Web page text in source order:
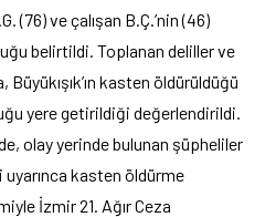
(76) ve çalışan B.Ç.’nin (46)
belirtildi. Toplanan deliller ve
kasten öldürüldüğü
yere getirildiği değerlendirildi.
olay yerinde bulunan şüpheliler
uyarınca kasten öldürme
İzmir 21. Ağır Ceza